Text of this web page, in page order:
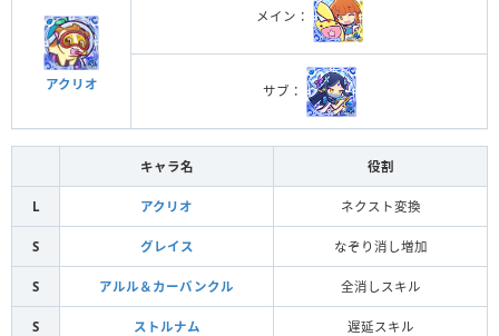
アクリオ
メイン：
サブ：
キャラ名 役割
L アクリオ ネクスト変換
S グレイス なぞり消し増加
S アルル＆カーバンクル 全消しスキル
S ストルナム 遅延スキル